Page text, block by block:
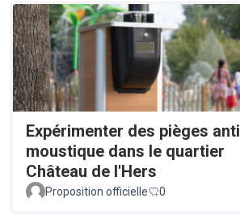
Expérimenter des pièges anti
moustique dans le quartier
Château de l'Hers
Proposition officielle 0